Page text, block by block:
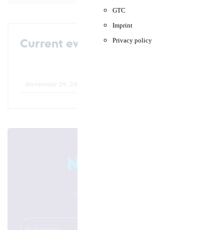
GTC
Imprint
Privacy policy
Current events